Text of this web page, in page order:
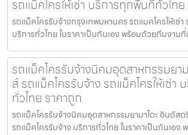
รถแม็คโครให้เช่า บริการทุกพื้นที่ทั่วไท
รถแม็คโครรับจ้างกรุงเทพมหานคร รถแมคโครให้เช่า
บริการทั่วไทย ในราคาเป็นกันเอง พร้อมด้วยทีมงาน
รถแม็คโครรับจ้างนิคมอุตสาหกรรมยา
ส์ รถแม็คโครรับจ้าง รถแม็คโครให้เช่า
ทั่วไทย ราคาถูก
รถแม็คโครรับจ้างนิคมอุตสาหกรรมยามาโตะ อินดัสต
รถแม็คโครรับจ้าง บริการทั่วไทย ในราคาเป็นกันเอง